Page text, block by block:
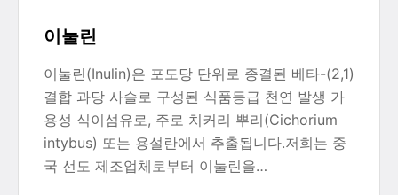
이눌린
이눌린(Inulin)은 포도당 단위로 종결된 베타-(2,1)
결합 과당 사슬로 구성된 식품등급 천연 발생 가
용성 식이섬유로, 주로 치커리 뿌리(Cichorium
intybus) 또는 용설란에서 추출됩니다.저희는 중
국 선도 제조업체로부터 이눌린을…